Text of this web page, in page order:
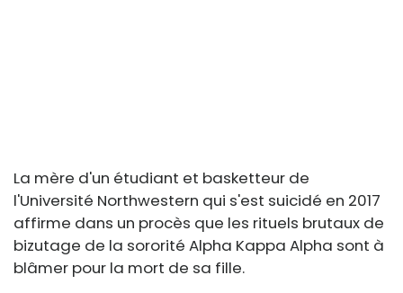
La mère d'un étudiant et basketteur de
l'Université Northwestern qui s'est suicidé en 2017
affirme dans un procès que les rituels brutaux de
bizutage de la sororité Alpha Kappa Alpha sont à
blâmer pour la mort de sa fille.